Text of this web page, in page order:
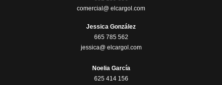
comercial@ elcargol.com
Jessica González
665 785 562
jessica@ elcargol.com
Noelia García
625 414 156